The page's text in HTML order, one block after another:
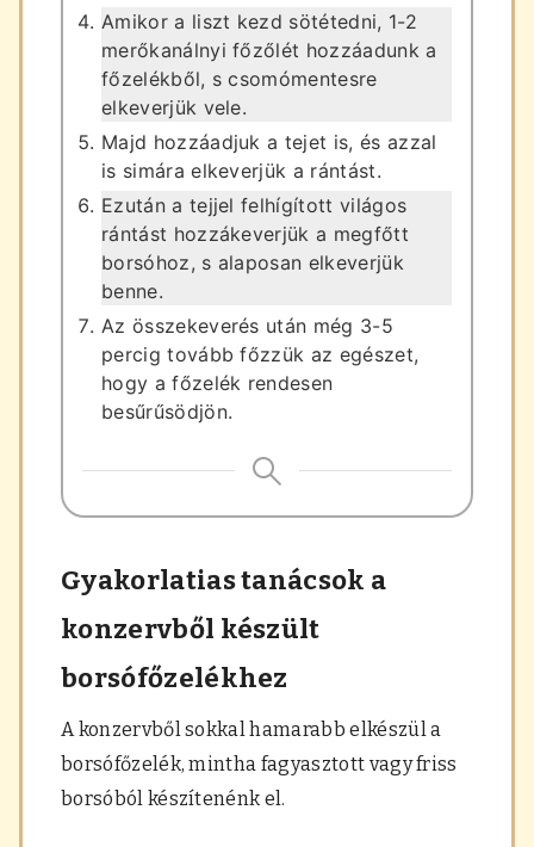
Amikor a liszt kezd sötétedni, 1-2
merőkanálnyi főzőlét hozzáadunk a
főzelékből, s csomómentesre
elkeverjük vele.
Majd hozzáadjuk a tejet is, és azzal
is simára elkeverjük a rántást.
Ezután a tejjel felhígított világos
rántást hozzákeverjük a megfőtt
borsóhoz, s alaposan elkeverjük
benne.
Az összekeverés után még 3-5
percig tovább főzzük az egészet,
hogy a főzelék rendesen
besűrűsödjön.
Gyakorlatias tanácsok a
konzervből készült
borsófőzelékhez
A konzervből sokkal hamarabb elkészül a
borsófőzelék, mintha fagyasztott vagy friss
borsóból készítenénk el.